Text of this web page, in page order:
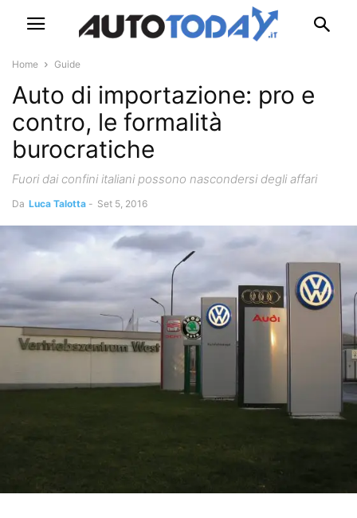
Home Guide
Auto di importazione: pro e
contro, le formalità
burocratiche
Fuori dai confini italiani possono nascondersi degli affari
Da Luca Talotta - Set 5, 2016